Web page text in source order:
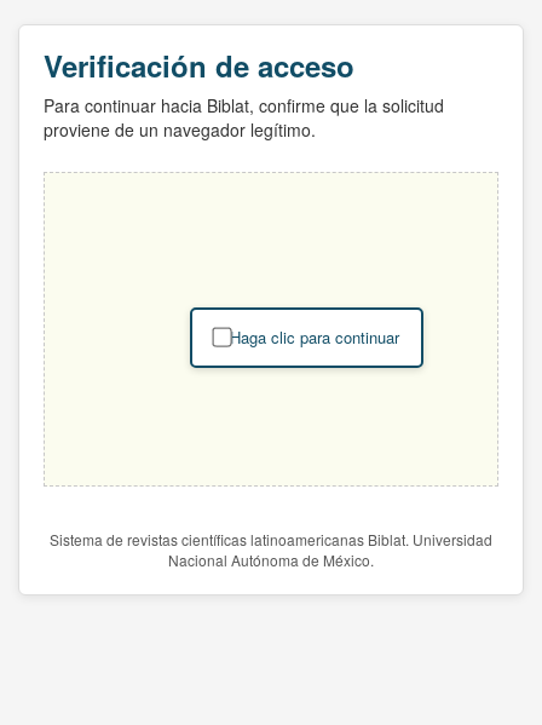
Verificación de acceso
Para continuar hacia Biblat, confirme que la solicitud
proviene de un navegador legítimo.
Haga clic para continuar
Sistema de revistas científicas latinoamericanas Biblat. Universidad
Nacional Autónoma de México.